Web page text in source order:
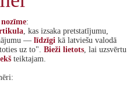
nozīme:
, kas izsaka pretstatījumu,
— līdzīgi kā latviešu valodā
uz to". Bieži lietots, lai uzsvērtu
teiktajam.